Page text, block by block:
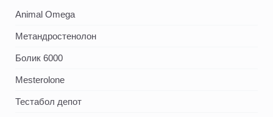
Animal Omega
Метандростенолон
Болик 6000
Mesterolone
Тестабол депот